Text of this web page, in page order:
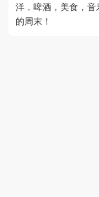
洋，啤酒，美食，
的周末！